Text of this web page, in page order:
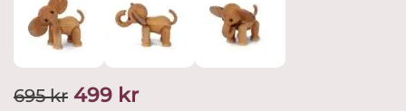
695kr Det
499 krDet